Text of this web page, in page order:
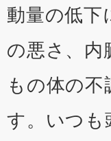
動量の低下
の悪さ、内
もの体の不
す。いつも